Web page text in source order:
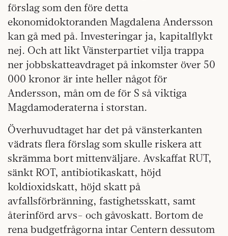
förslag som den före detta
ekonomidoktoranden Magdalena Andersson
kan gå med på. Investeringar ja, kapitalflykt
nej. Och att likt Vänsterpartiet vilja trappa
ner jobbskatteavdraget på inkomster över 50
000 kronor är inte heller något för
Andersson, mån om de för S så viktiga
Magdamoderaterna i storstan.
Överhuvudtaget har det på vänsterkanten
vädrats flera förslag som skulle riskera att
skrämma bort mittenväljare. Avskaffat RUT,
sänkt ROT, antibiotikaskatt, höjd
koldioxidskatt, höjd skatt på
avfallsförbränning, fastighetsskatt, samt
återinförd arvs- och gåvoskatt. Bortom de
rena budgetfrågorna intar Centern dessutom